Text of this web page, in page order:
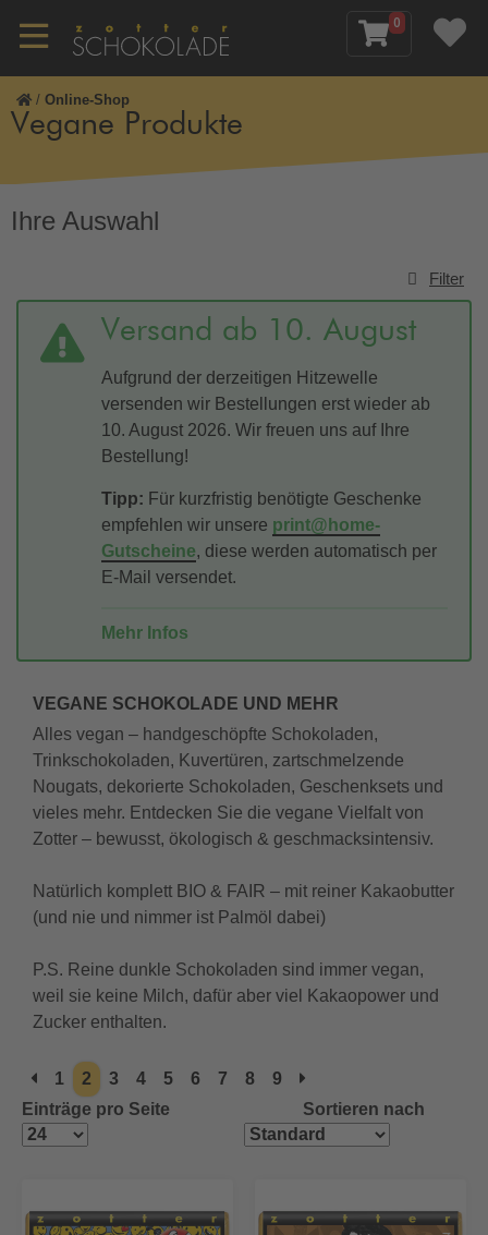
0
/ Online-Shop
Vegane Produkte
Versand ab 10. August
Aufgrund der derzeitigen Hitzewelle
versenden wir Bestellungen erst wieder ab
10. August 2026. Wir freuen uns auf Ihre
Bestellung!
Tipp: Für kurzfristig benötigte Geschenke
empfehlen wir unsere print@home-
Gutscheine, diese werden automatisch per
E-Mail versendet.
Mehr Infos
VEGANE SCHOKOLADE UND MEHR
Alles vegan – handgeschöpfte Schokoladen,
Trinkschokoladen, Kuvertüren, zartschmelzende
Nougats, dekorierte Schokoladen, Geschenksets und
vieles mehr. Entdecken Sie die vegane Vielfalt von
Zotter – bewusst, ökologisch & geschmacksintensiv.
Natürlich komplett BIO & FAIR – mit reiner Kakaobutter
(und nie und nimmer ist Palmöl dabei)
P.S. Reine dunkle Schokoladen sind immer vegan,
weil sie keine Milch, dafür aber viel Kakaopower und
Zucker enthalten.
1 2 3 4 5 6 7 8
9
Einträge pro Seite
Sortieren nach
Ihre Auswahl
Filter